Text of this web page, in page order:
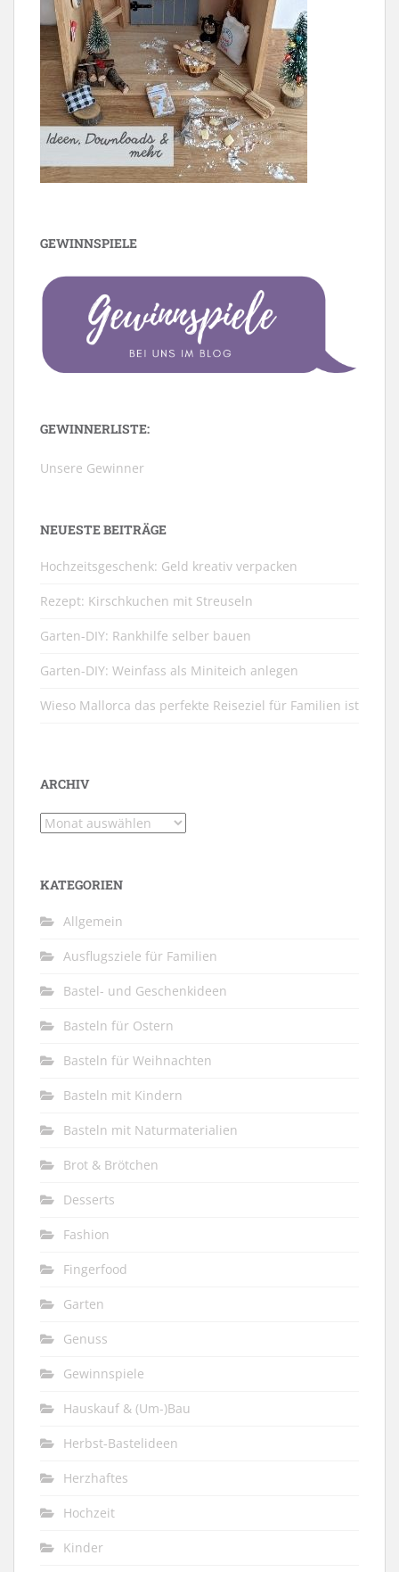
GEWINNSPIELE
GEWINNERLISTE:
Unsere Gewinner
NEUESTE BEITRÄGE
Hochzeitsgeschenk: Geld kreativ verpacken
Rezept: Kirschkuchen mit Streuseln
Garten-DIY: Rankhilfe selber bauen
Garten-DIY: Weinfass als Miniteich anlegen
Wieso Mallorca das perfekte Reiseziel für Familien ist
ARCHIV
Archiv
KATEGORIEN
Allgemein
Ausflugsziele für Familien
Bastel- und Geschenkideen
Basteln für Ostern
Basteln für Weihnachten
Basteln mit Kindern
Basteln mit Naturmaterialien
Brot & Brötchen
Desserts
Fashion
Fingerfood
Garten
Genuss
Gewinnspiele
Hauskauf & (Um-)Bau
Herbst-Bastelideen
Herzhaftes
Hochzeit
Kinder